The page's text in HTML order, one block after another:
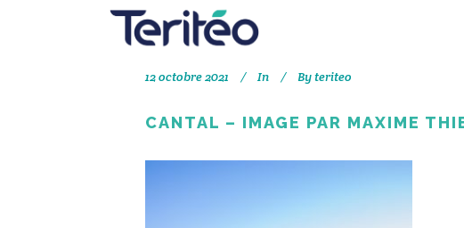
12 octobre 2021 In Byteriteo
CANTAL – IMAGE PAR MAXIME